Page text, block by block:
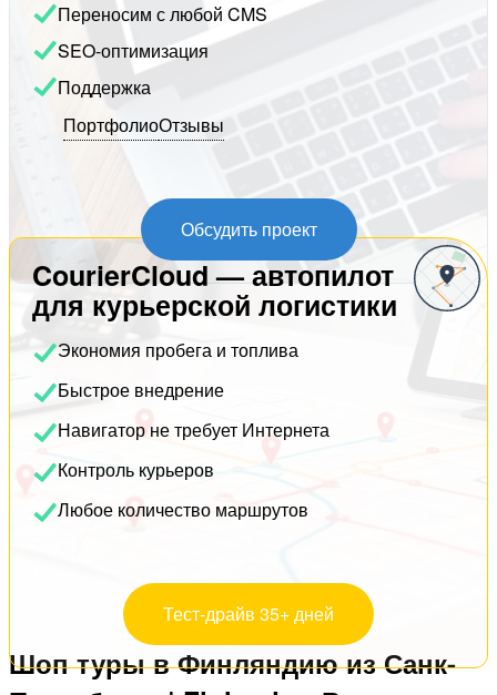
Переносим с любой CMS
SEO-оптимизация
Поддержка
ПортфолиоОтзывы
Обсудить проект
CourierCloud — автопилот
для курьерской логистики
Экономия пробега и топлива
Быстрое внедрение
Навигатор не требует Интернета
Контроль курьеров
Любое количество маршрутов
Тест-драйв 35+ дней
Шоп туры в Финляндию из Санк-